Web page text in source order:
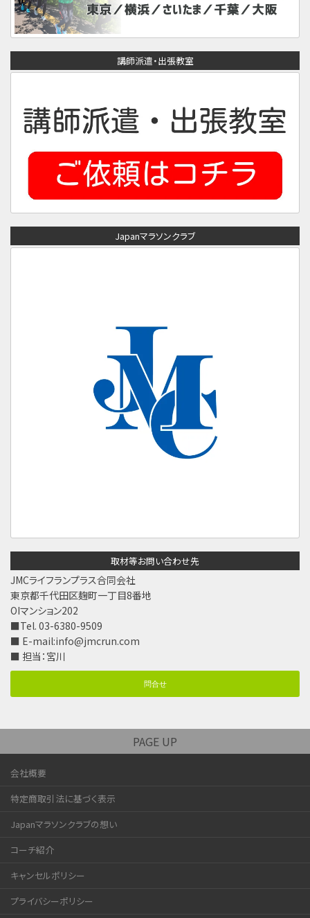
講師派遣・出張教室
Japanマラソンクラブ
取材等お問い合わせ先
JMCライフランプラス合同会社
東京都千代田区麹町一丁目8番地
OIマンション202
■Tel. 03-6380-9509
■ E-mail:info@jmcrun.com
■ 担当：宮川
問合せ
PAGE UP
会社概要
特定商取引法に基づく表示
Japanマラソンクラブの想い
コーチ紹介
キャンセルポリシー
プライバシーポリシー